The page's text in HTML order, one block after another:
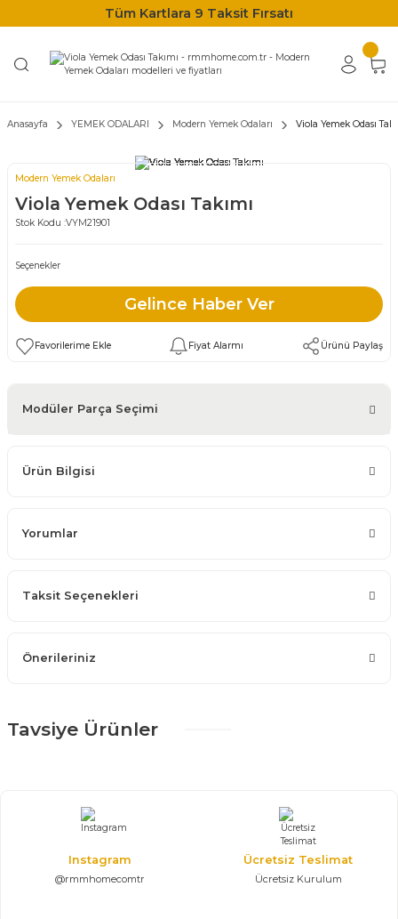
Tüm Kartlara 9 Taksit Fırsatı
Anasayfa YEMEK ODALARI Modern Yemek Odaları Viola Yemek Odası
Modern Yemek Odaları
Viola Yemek Odası Takımı
Stok Kodu :VYM21901
Seçenekler
Gelince Haber Ver
Fiyat Alarmı Ürünü Paylaş
Modüler Parça Seçimi
Ürün Bilgisi
Yorumlar
Taksit Seçenekleri
Önerileriniz
Tavsiye Ürünler
Instagram
@rmmhomecomtr
Ücretsiz Teslimat
Ücretsiz Kurulum